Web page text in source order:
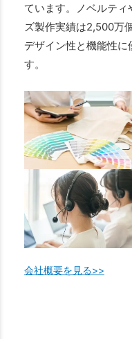
ています。ノベルティ
ズ製作実績は2,500万
デザイン性と機能性に
す。
会社概要を見る>>